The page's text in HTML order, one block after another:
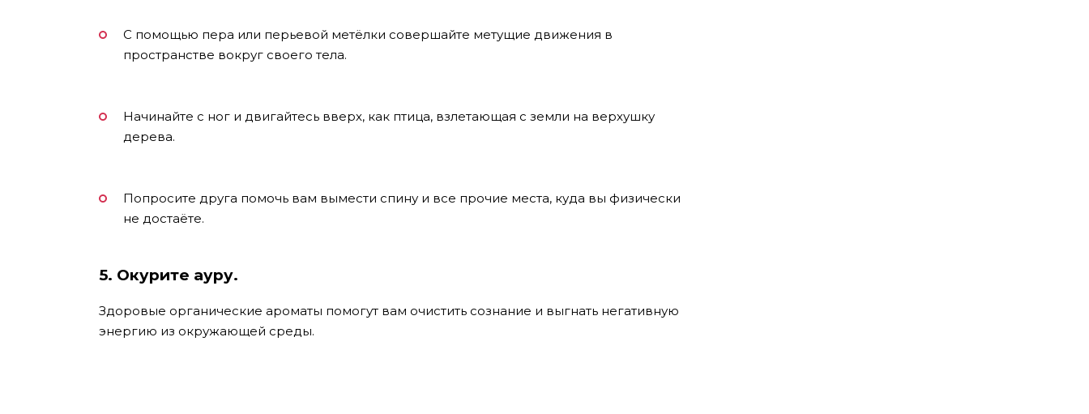
С помощью пера или перьевой метёлки совершайте метущие движения в
пространстве вокруг своего тела.
Начинайте с ног и двигайтесь вверх, как птица, взлетающая с земли на верхушку
дерева.
Попросите друга помочь вам вымести спину и все прочие места, куда вы физически
не достаёте.
5. Окурите ауру.
Здоровые органические ароматы помогут вам очистить сознание и выгнать негативную
энергию из окружающей среды.